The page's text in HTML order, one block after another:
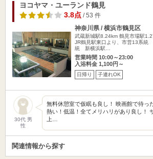
ヨコヤマ・ユーランド鶴見
3.8点/ 53 件
神奈川県 / 横浜市鶴見区
武蔵新城駅8.24km 鶴見市場駅
JR鶴見駅東口より、市営13系統
統 新横浜駅…
営業時間 10:00～23:00
入浴料金 1,100円～
日帰り 子連れOK
30代 男
性
無料休憩室で仮眠も良し！ 映画館で待っ
熱い！低温！全てメリハリがあり良し！
上…
関連情報から探す